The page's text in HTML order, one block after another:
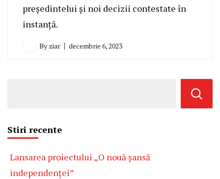
președintelui și noi decizii contestate în
instanță.
By ziar decembrie 6, 2023
Stiri recente
Lansarea proiectului „O nouă șansă
independenței”